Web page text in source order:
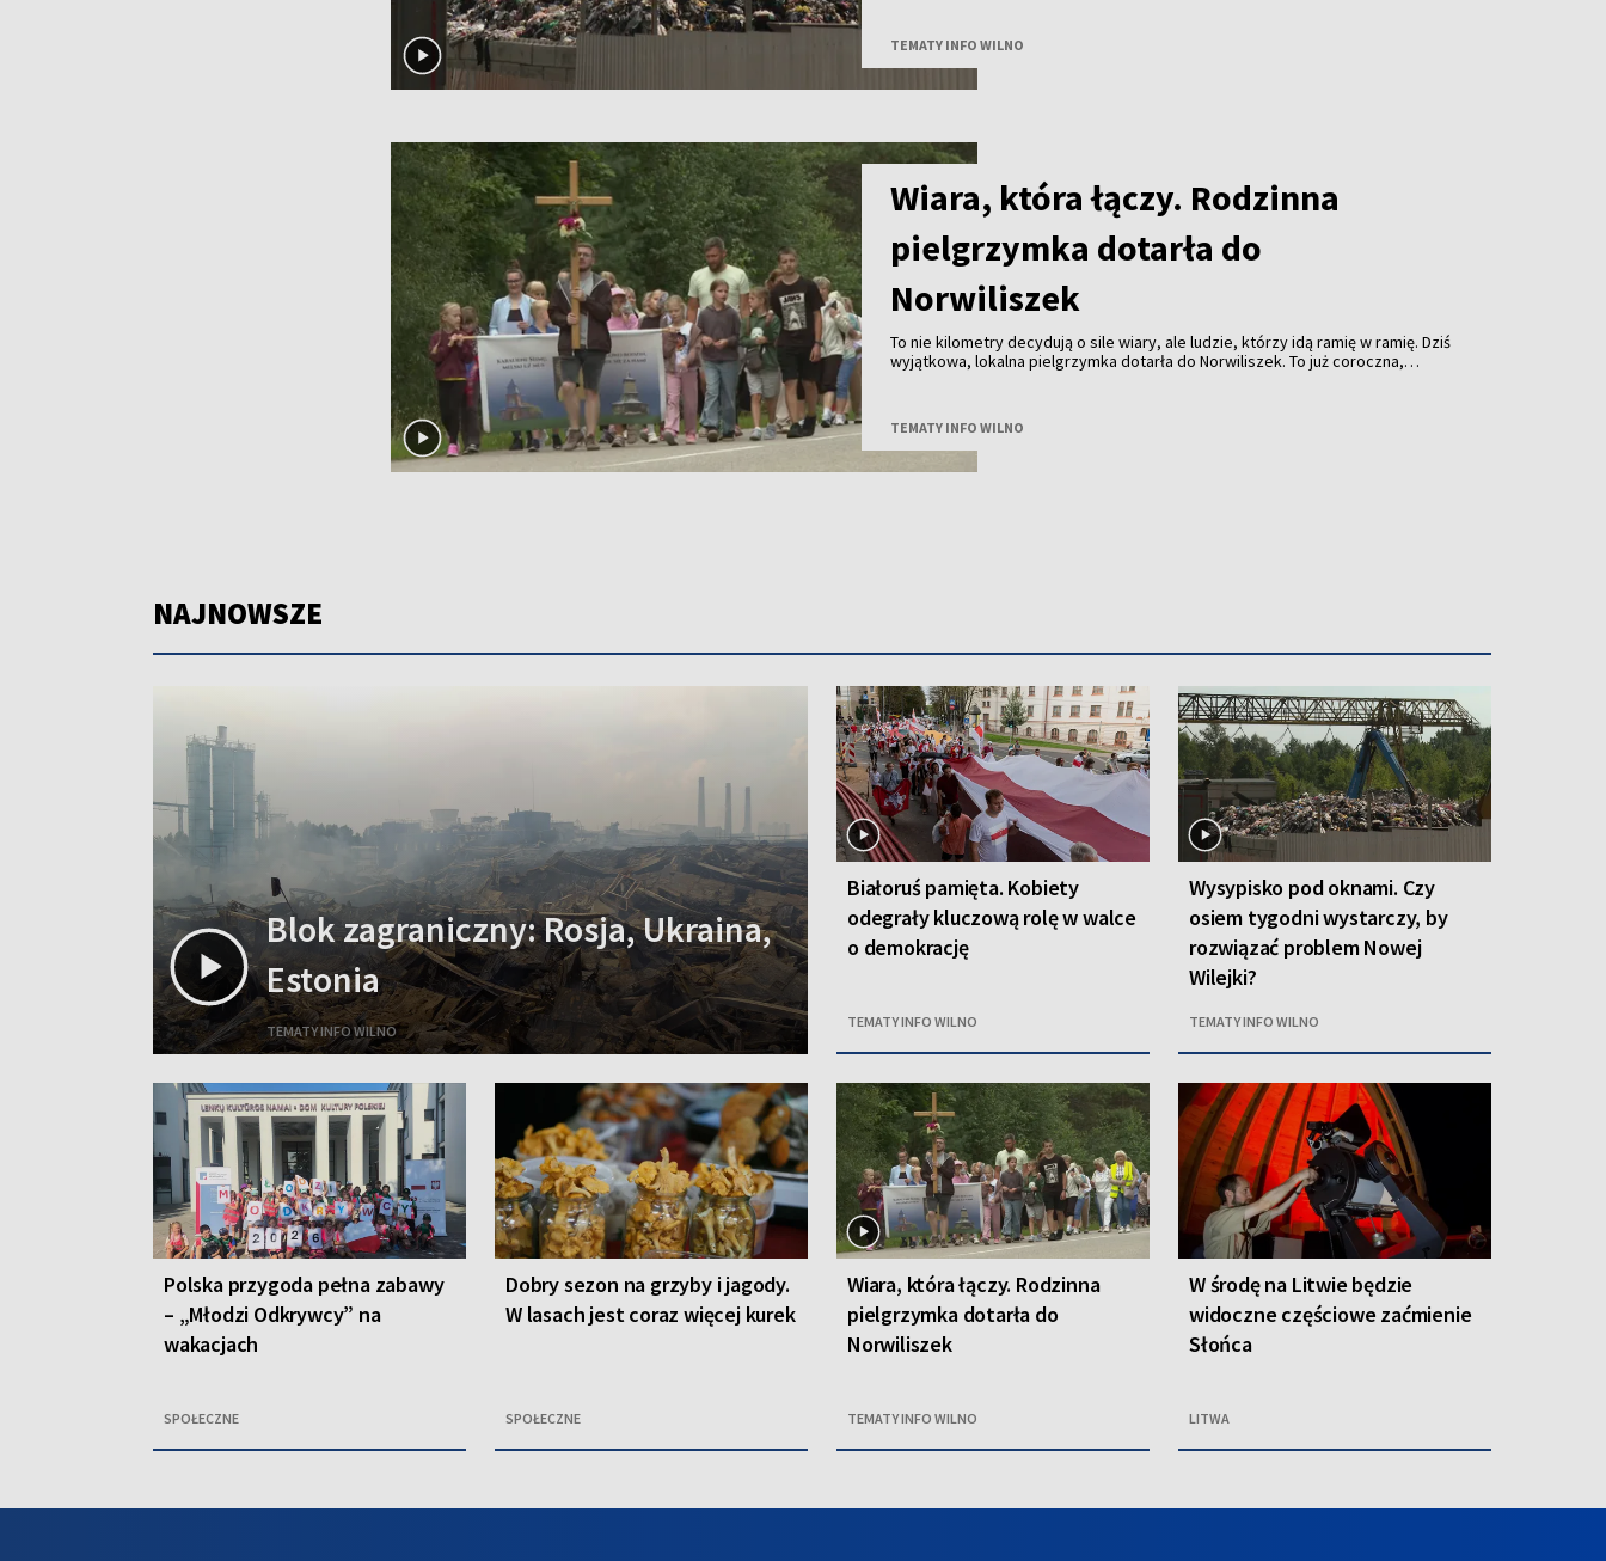
TEMATY INFO WILNO
Wiara, która łączy. Rodzinna
pielgrzymka dotarła do
Norwiliszek
To nie kilometry decydują o sile wiary, ale ludzie, którzy idą ramię w ramię. Dziś
wyjątkowa, lokalna pielgrzymka dotarła do Norwiliszek. To już coroczna,
TEMATY INFO WILNO
NAJNOWSZE
Blok zagraniczny: Rosja, Ukraina,
Estonia
TEMATY INFO WILNO
Białoruś pamięta. Kobiety
odegrały kluczową rolę w walce
o demokrację
TEMATY INFO WILNO
Wysypisko pod oknami. Czy
osiem tygodni wystarczy, by
rozwiązać problem Nowej
Wilejki?
TEMATY INFO WILNO
Polska przygoda pełna zabawy
– „Młodzi Odkrywcy” na
wakacjach
SPOŁECZNE
Dobry sezon na grzyby i jagody.
W lasach jest coraz więcej kurek
SPOŁECZNE
Wiara, która łączy. Rodzinna
pielgrzymka dotarła do
Norwiliszek
TEMATY INFO WILNO
W środę na Litwie będzie
widoczne częściowe zaćmienie
Słońca
LITWA